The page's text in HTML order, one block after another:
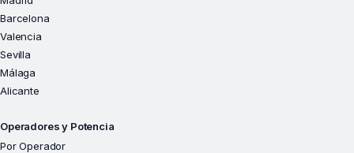
Barcelona
Valencia
Sevilla
Málaga
Alicante
Operadores y Potencia
Por Operador